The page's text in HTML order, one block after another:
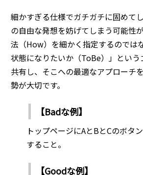
細かすぎる仕様でガチガチに固めて
の自由な発想を妨げてしまう可能性
法（How）を細かく指定するのでは
状態になりたいか（ToBe）」という
共有し、そこへの最適なアプローチ
勢が大切です。
【Badな例】
トップページにAとBとCのボタ
すること。
【Goodな例】